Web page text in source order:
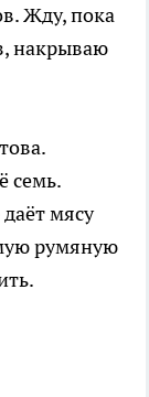
Жду, пока
накрываю
семь.
мясу
румяную